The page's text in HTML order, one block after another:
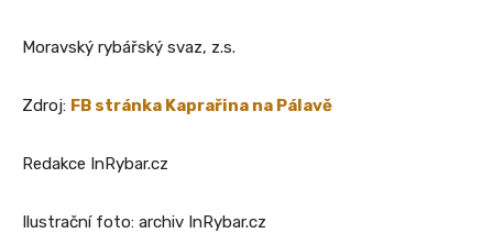
Moravský rybářský svaz, z.s.
Zdroj: FB stránka Kaprařina na Pálavě
Redakce InRybar.cz
Ilustrační foto: archiv InRybar.cz